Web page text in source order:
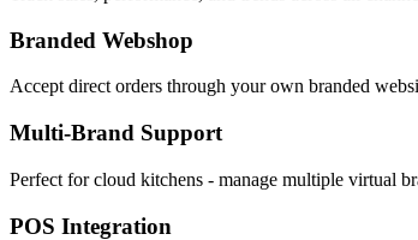
Branded Webshop
Accept direct orders through your own branded
Multi-Brand Support
Perfect for cloud kitchens - manage multiple virtual
POS Integration